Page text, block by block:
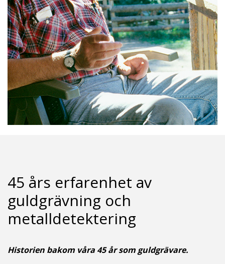
45 års erfarenhet av
guldgrävning och
metalldetektering
Historien bakom våra 45 år som guldgrävare.